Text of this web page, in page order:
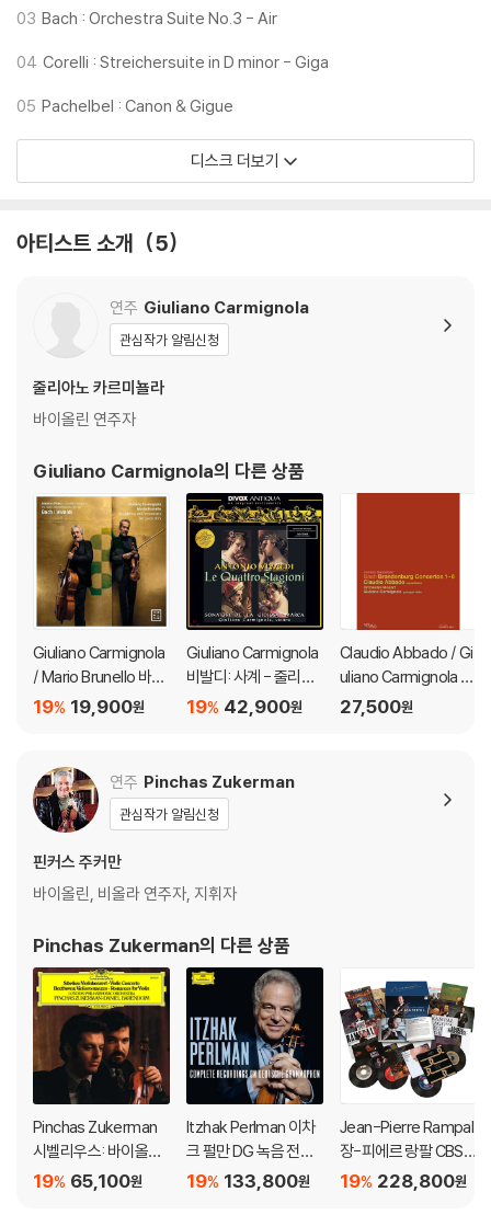
03 Bach : Orchestra Suite No.3 - Air
04 Corelli : Streichersuite in D minor - Giga
05 Pachelbel : Canon & Gigue
디스크 더보기
아티스트 소개 5
연주 Giuliano Carmignola
관심작가 알림신청
줄리아노 카르미뇰라
바이올린 연주자
Giuliano Carmignola의 다른 상품
Giuliano Carmignola
/ Mario Brunello 바흐
/ 비발디: 2대의 바이올
곡반]
19,900원
19%
Giuliano Carmignola
비발디: 사계 - 줄리아
노 카르미뇰라 (Vival
42,900원
19%
Claudio Abbado / Gi
uliano Carmignola 바
흐: 브란덴부르크 협주
27,500원
연주 Pinchas Zukerman
관심작가 알림신청
핀커스 주커만
바이올린, 비올라 연주자, 지휘자
Pinchas Zukerman의 다른 상품
Pinchas Zukerman
시벨리우스: 바이올린
협주곡 / 베토벤: 로망
65,100원
19%
Itzhak Perlman 이차
크 펄만 DG 녹음 전집
(Complete Recordi
133,800원
19%
Jean-Pierre Rampal
장-피에르 랑팔 CBS,
RCA, 소니 클래식 녹음
228,800원
19%